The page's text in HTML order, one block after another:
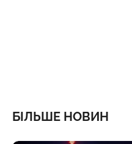
БІЛЬШЕ НОВИН